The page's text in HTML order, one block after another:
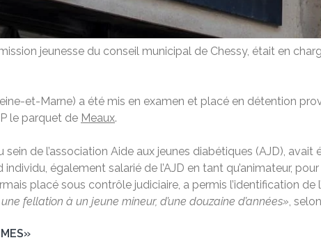
jeunesse du conseil municipal de Chessy, était en
et-Marne) a été mis en examen et placé en détention
le parquet de Meaux.
sein de l’association Aide aux jeunes diabétiques (AJD),
également salarié de l’AJD en tant qu’animateur,
placé sous contrôle judiciaire, a permis l’identification
fellation à un jeune mineur, d’une douzaine d’années»,